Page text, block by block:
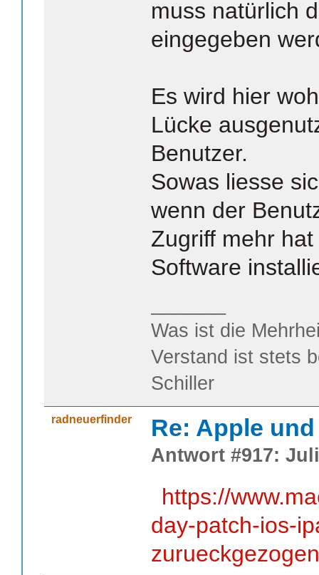
muss natürlich
eingegeben
Es wird hier
Lücke
Benutzer.
Sowas liesse
wenn der
Zugriff mehr
Software
Was ist die
Verstand ist stets
Schiller
radneuerfinder Re: Apple
Antwort #917:
https://
day-patch-ios-